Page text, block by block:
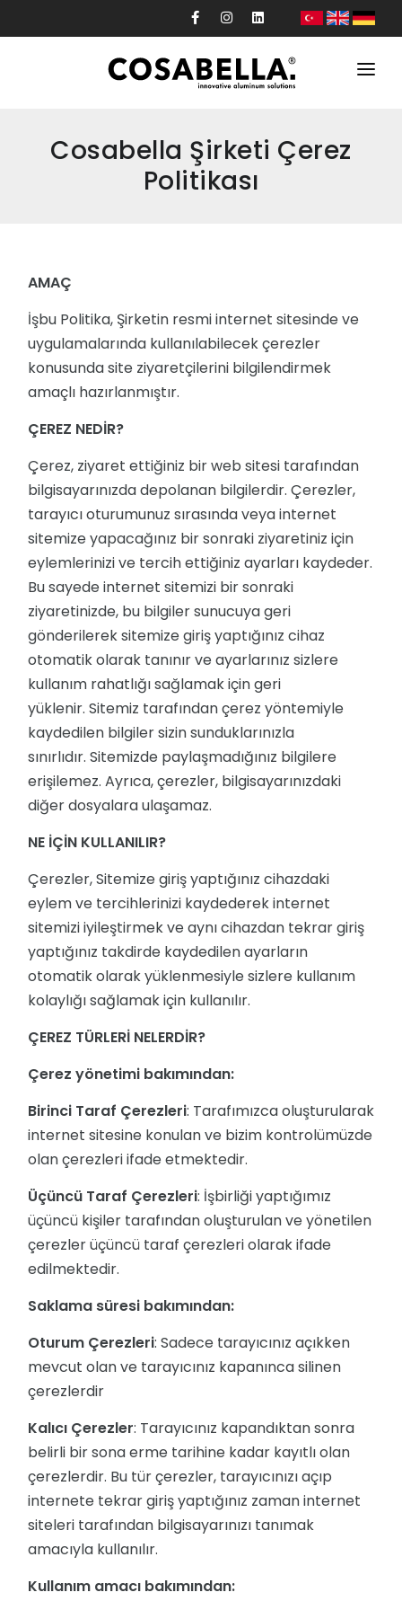
Ürünler
Tasarım
Güncel
İletişim
Cosabella Şirketi Çerez
Politikası
AMAÇ
İşbu Politika, Şirketin resmi internet sitesinde ve
uygulamalarında kullanılabilecek çerezler
konusunda site ziyaretçilerini bilgilendirmek
amaçlı hazırlanmıştır.
ÇEREZ NEDİR?
Çerez, ziyaret ettiğiniz bir web sitesi tarafından
bilgisayarınızda depolanan bilgilerdir. Çerezler,
tarayıcı oturumunuz sırasında veya internet
sitemize yapacağınız bir sonraki ziyaretiniz için
eylemlerinizi ve tercih ettiğiniz ayarları kaydeder.
Bu sayede internet sitemizi bir sonraki
ziyaretinizde, bu bilgiler sunucuya geri
gönderilerek sitemize giriş yaptığınız cihaz
otomatik olarak tanınır ve ayarlarınız sizlere
kullanım rahatlığı sağlamak için geri
yüklenir. Sitemiz tarafından çerez yöntemiyle
kaydedilen bilgiler sizin sunduklarınızla
sınırlıdır. Sitemizde paylaşmadığınız bilgilere
erişilemez. Ayrıca, çerezler, bilgisayarınızdaki
diğer dosyalara ulaşamaz.
NE İÇİN KULLANILIR?
Çerezler, Sitemize giriş yaptığınız cihazdaki
eylem ve tercihlerinizi kaydederek internet
sitemizi iyileştirmek ve aynı cihazdan tekrar giriş
yaptığınız takdirde kaydedilen ayarların
otomatik olarak yüklenmesiyle sizlere kullanım
kolaylığı sağlamak için kullanılır.
ÇEREZ TÜRLERİ NELERDİR?
Çerez yönetimi bakımından:
Birinci Taraf Çerezleri: Tarafımızca oluşturularak
internet sitesine konulan ve bizim kontrolümüzde
olan çerezleri ifade etmektedir.
Üçüncü Taraf Çerezleri: İşbirliği yaptığımız
üçüncü kişiler tarafından oluşturulan ve yönetilen
çerezler üçüncü taraf çerezleri olarak ifade
edilmektedir.
Saklama süresi bakımından:
Oturum Çerezleri: Sadece tarayıcınız açıkken
mevcut olan ve tarayıcınız kapanınca silinen
çerezlerdir
Kalıcı Çerezler: Tarayıcınız kapandıktan sonra
belirli bir sona erme tarihine kadar kayıtlı olan
çerezlerdir. Bu tür çerezler, tarayıcınızı açıp
internete tekrar giriş yaptığınız zaman internet
siteleri tarafından bilgisayarınızı tanımak
amacıyla kullanılır.
Kullanım amacı bakımından: